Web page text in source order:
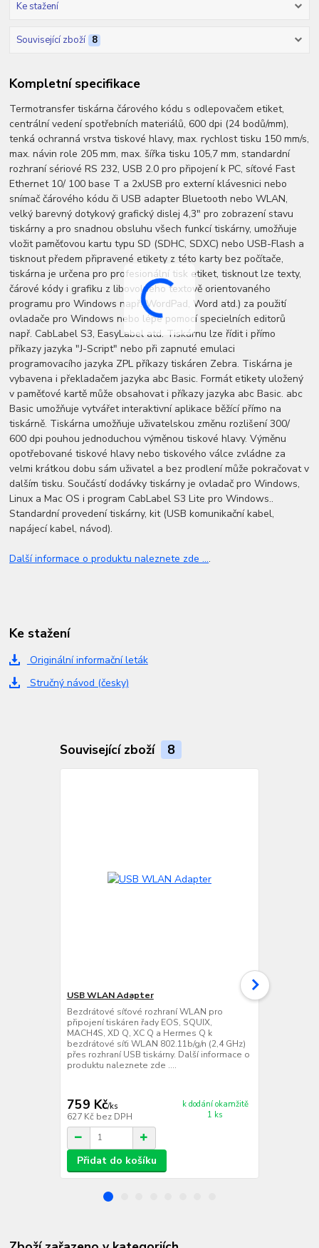
Ke stažení
Související zboží 8
Kompletní specifikace
Termotransfer tiskárna čárového kódu s odlepovačem etiket,
centrální vedení spotřebních materiálů, 600 dpi (24 bodů/mm),
tenká ochranná vrstva tiskové hlavy, max. rychlost tisku 150 mm/s,
max. návin role 205 mm, max. šířka tisku 105,7 mm, standardní
rozhraní sériové RS 232, USB 2.0 pro připojení k PC, síťové Fast
Ethernet 10/ 100 base T a 2xUSB pro externí klávesnici nebo
snímač čárového kódu či USB adapter Bluetooth nebo WLAN,
velký barevný dotykový grafický dislej 4,3" pro zobrazení stavu
tiskárny a pro snadnou obsluhu všech funkcí tiskárny, umožňuje
vložit paměťovou kartu typu SD (SDHC, SDXC) nebo USB-Flash a
tisknout předem připravené etikety z této karty bez počítače,
tiskárna je určena pro profesionální tisk etiket, tisknout lze texty,
čárové kódy i grafiku z libovolného textově orientovaného
programu pro Windows např.(WordPad, Word atd.) za použití
ovladače pro Windows nebo lépe pomocí specielních editorů
např. CabLabel S3, EasyLabel atd. Tiskárnu lze řídit i přímo
příkazy jazyka "J-Script" nebo při zapnuté emulaci
programovacího jazyka ZPL příkazy tiskáren Zebra. Tiskárna je
vybavena i překladačem jazyka abc Basic. Formát etikety uložený
v paměťové kartě může obsahovat i příkazy jazyka abc Basic. abc
Basic umožňuje vytvářet interaktivní aplikace běžící přímo na
tiskárně. Tiskárna umožňuje uživatelskou změnu rozlišení 300/
600 dpi pouhou jednoduchou výměnou tiskové hlavy. Výměnu
opotřebované tiskové hlavy nebo tiskového válce zvládne za
velmi krátkou dobu sám uživatel a bez prodlení může pokračovat v
dalším tisku. Součástí dodávky tiskárny je ovladač pro Windows,
Linux a Mac OS i program CabLabel S3 Lite pro Windows..
Standardní provedení tiskárny, kit (USB komunikační kabel,
napájecí kabel, návod).
Další informace o produktu naleznete zde ....
Ke stažení
Originální informační leták
Stručný návod (česky)
Související zboží 8
USB WLAN Adapter
Bezdrátové síťové rozhraní WLAN pro
připojení tiskáren řady EOS, SQUIX,
MACH4S, XD Q, XC Q a Hermes Q k
bezdrátové síťi WLAN 802.11b/g/n (2,4 GHz)
přes rozhraní USB tiskárny. Další informace o
produktu naleznete zde ....
759 Kč/ks
627 Kč bez DPH
k dodání okamžitě
1 ks
Přidat do košíku
USB